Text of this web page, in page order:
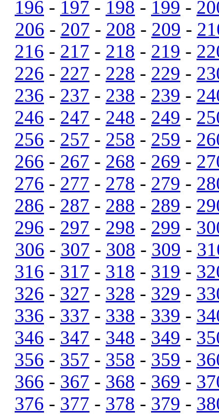
196 - 197 - 198 - 199 -
206 - 207 - 208 - 209 -
216 - 217 - 218 - 219 -
226 - 227 - 228 - 229 -
236 - 237 - 238 - 239 -
246 - 247 - 248 - 249 -
256 - 257 - 258 - 259 -
266 - 267 - 268 - 269 -
276 - 277 - 278 - 279 -
286 - 287 - 288 - 289 -
296 - 297 - 298 - 299 -
306 - 307 - 308 - 309 -
316 - 317 - 318 - 319 -
326 - 327 - 328 - 329 -
336 - 337 - 338 - 339 -
346 - 347 - 348 - 349 -
356 - 357 - 358 - 359 -
366 - 367 - 368 - 369 -
376 - 377 - 378 - 379 -